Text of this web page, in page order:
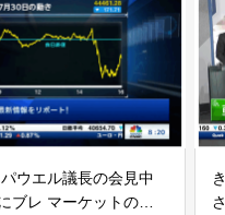
ウエル議長の会見中
ブレ マーケットの関